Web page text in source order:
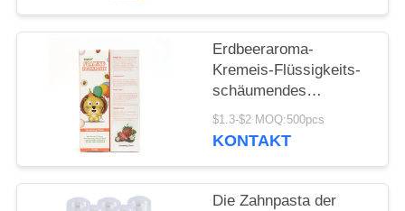
Erdbeeraroma-
Kremeis-Flüssigkeits-
schäumendes
Zahnpasta 60ml Soem
$1.3-$2 MOQ:500pcs
KONTAKT
Die Zahnpasta der